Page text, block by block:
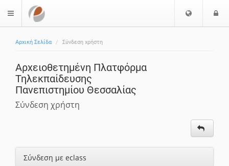
$langMenu
Επιλογή
Αρχική Σελίδα Σύνδεση χρήστη
Αρχειοθετημένη Πλατφόρμα
Τηλεκπαίδευσης
Πανεπιστημίου Θεσσαλίας
Σύνδεση χρήστη
Σύνδεση με eclass